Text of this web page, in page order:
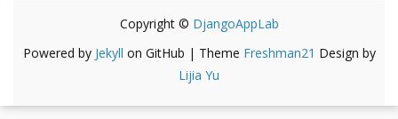
Copyright © DjangoAppLab
Powered by Jekyll on GitHub | Theme Freshman21 Design by
Lijia Yu